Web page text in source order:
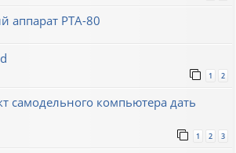
аппарат РТА-80
1 2
самодельного компьютера дать
1 2 3